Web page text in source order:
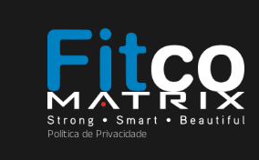
Política de Privacidade